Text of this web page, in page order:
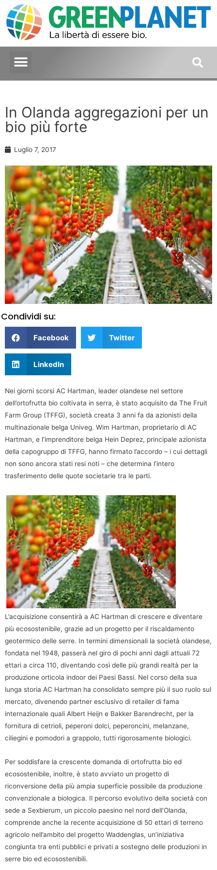
In Olanda aggregazioni per un
bio più forte
Luglio 7, 2017
Condividi su:
Facebook Twitter
LinkedIn
Nei giorni scorsi AC Hartman, leader olandese nel settore
dell’ortofrutta bio coltivata in serra, è stato acquisito da The Fruit
Farm Group (TFFG), società creata 3 anni fa da azionisti della
multinazionale belga Univeg. Wim Hartman, proprietario di AC
Hartman, e l’imprenditore belga Hein Deprez, principale azionista
della capogruppo di TFFG, hanno firmato l’accordo – i cui dettagli
non sono ancora stati resi noti – che determina l’intero
trasferimento delle quote societarie tra le parti.
L’acquisizione consentirà a AC Hartman di crescere e diventare
più ecosostenibile, grazie ad un progetto per il riscaldamento
geotermico delle serre. In termini dimensionali la società olandese,
fondata nel 1948, passerà nel giro di pochi anni dagli attuali 72
ettari a circa 110, diventando così delle più grandi realtà per la
produzione orticola indoor dei Paesi Bassi. Nel corso della sua
lunga storia AC Hartman ha consolidato sempre più il suo ruolo sul
mercato, divenendo partner esclusivo di retailer di fama
internazionale quali Albert Heijn e Bakker Barendrecht, per la
fornitura di cetrioli, peperoni dolci, peperoncini, melanzane,
ciliegini e pomodori a grappolo, tutti rigorosamente biologici.
Per soddisfare la crescente domanda di ortofrutta bio ed
ecosostenibile, inoltre, è stato avviato un progetto di
riconversione della più ampia superficie possibile da produzione
convenzionale a biologica. Il percorso evolutivo della società con
sede a Sexbierum, un piccolo paesino nel nord dell’Olanda,
comprende anche la recente acquisizione di 50 ettari di terreno
agricolo nell’ambito del progetto Waddenglas, un’iniziativa
congiunta tra enti pubblici e privati a sostegno delle produzioni in
serre bio ed ecosostenibili.